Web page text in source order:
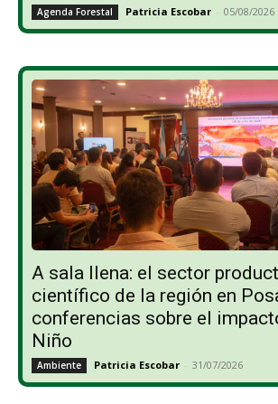
Agenda Forestal Patricia Escobar - 05/08/2026
A sala llena: el sector
científico de la región en
conferencias sobre el
Niño
Ambiente Patricia Escobar - 31/07/2026